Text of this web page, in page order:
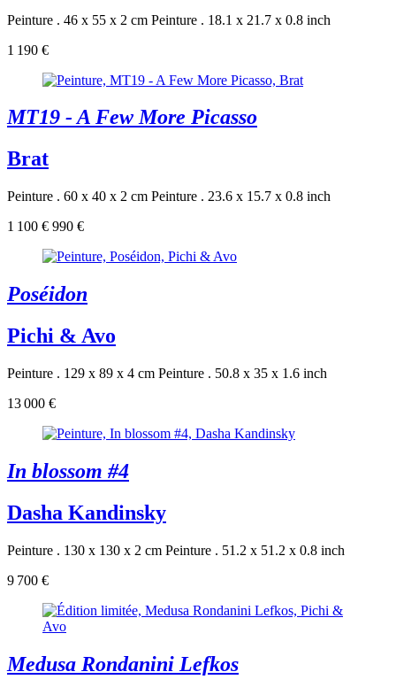
Peinture . 46 x 55 x 2 cm Peinture . 18.1 x 21.7 x 0.8 inch
1 190 €
MT19 - A Few More Picasso
Brat
Peinture . 60 x 40 x 2 cm Peinture . 23.6 x 15.7 x 0.8 inch
1 100 € 990 €
Poséidon
Pichi & Avo
Peinture . 129 x 89 x 4 cm Peinture . 50.8 x 35 x 1.6 inch
13 000 €
In blossom #4
Dasha Kandinsky
Peinture . 130 x 130 x 2 cm Peinture . 51.2 x 51.2 x 0.8 inch
9 700 €
Medusa Rondanini Lefkos